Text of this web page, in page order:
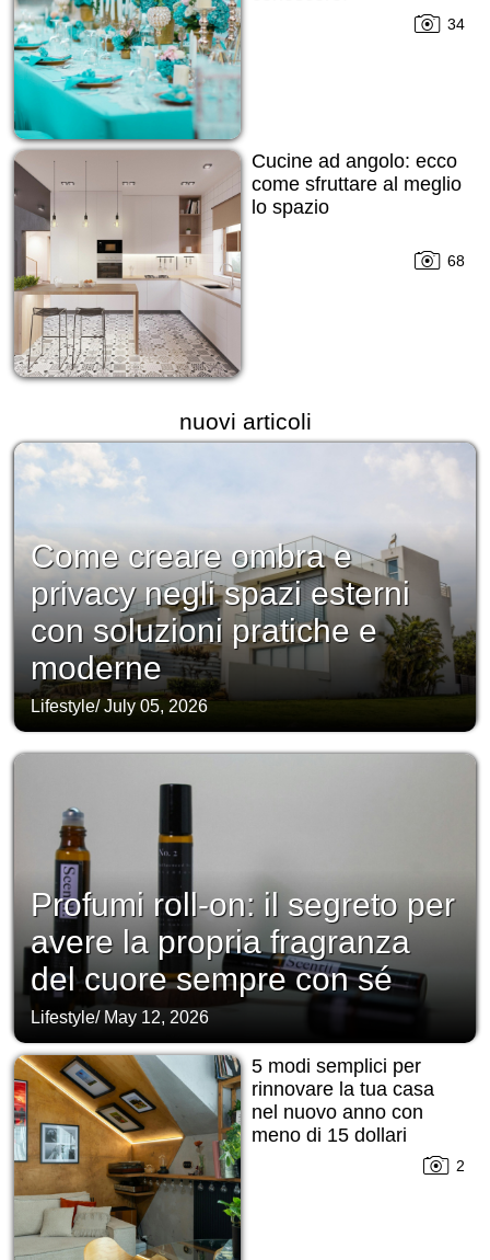
34
Cucine ad angolo: ecco
come sfruttare al meglio
lo spazio
68
nuovi articoli
Come creare ombra e
privacy negli spazi esterni
con soluzioni pratiche e
moderne
Lifestyle/July 05, 2026
Profumi roll-on: il segreto per
avere la propria fragranza
del cuore sempre con sé
Lifestyle/ May 12, 2026
5 modi semplici per
rinnovare la tua casa
nel nuovo anno con
meno di 15 dollari
2